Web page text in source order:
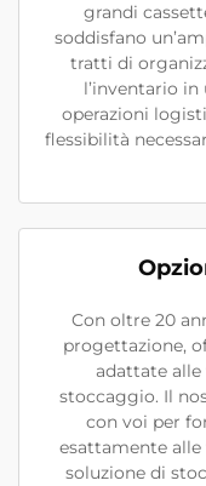
grandi
soddisfano
tratti di
l’inventario
operazioni
flessibilità
Con oltre 20
progettazione,
adattate alle
stoccaggio. Il
con voi per
esattamente alle
soluzione di